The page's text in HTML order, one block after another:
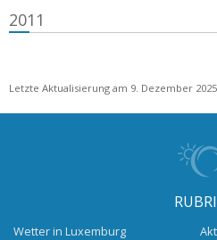
2011
Letzte Aktualisierung am 9. Dezember 2025
Wetter in Luxemburg